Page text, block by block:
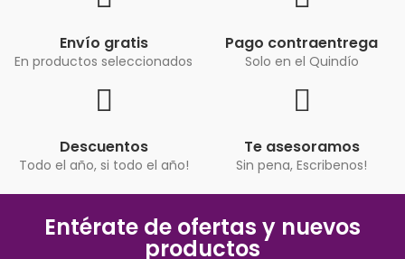
Envío gratis
En productos seleccionados
Pago contraentrega
Solo en el Quindío
Descuentos
Todo el año, si todo el año!
Te asesoramos
Sin pena, Escribenos!
Entérate de ofertas y nuevos
productos